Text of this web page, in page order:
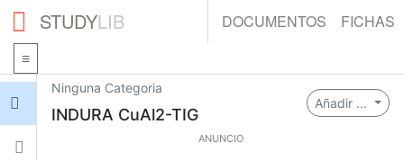
STUDYLIB DOCUMENTOS FICHAS
Añadir ...
Ninguna Categoria
INDURA CuAl2-TIG
ANUNCIO